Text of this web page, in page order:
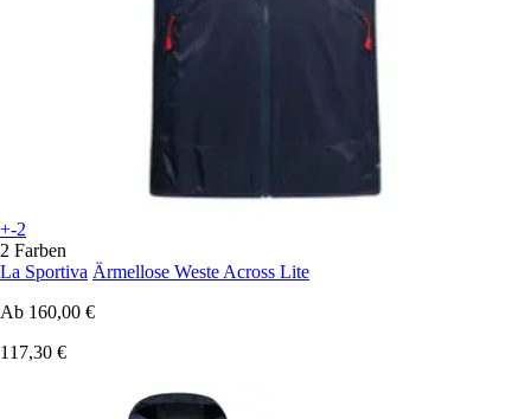
+-2
2 Farben
La Sportiva Ärmellose Weste Across Lite
Ab 160,00 €
117,30 €